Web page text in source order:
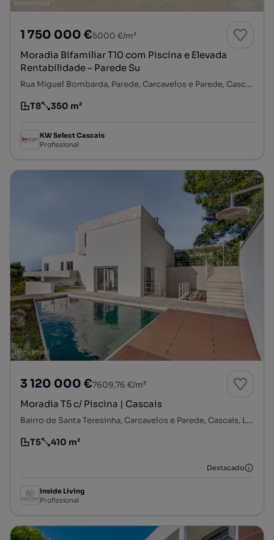
1 750 000 €5000 €/m²
Moradia Bifamiliar T10 com Piscina e Elevada
Rentabilidade – Parede Su
Rua Miguel Bombarda, Parede, Carcavelos e Parede, Cascais, Lisboa
Tipologia
T8
Preço por metro quadrado
350 m²
KW Select Cascais
Profissional
3 120 000 €7609,76 €/m²
Moradia T5 c/ Piscina | Cascais
Bairro de Santa Teresinha, Carcavelos e Parede, Cascais, Lisboa
Tipologia
T5
Preço por metro quadrado
410 m²
Destacado
Inside Living
Profissional